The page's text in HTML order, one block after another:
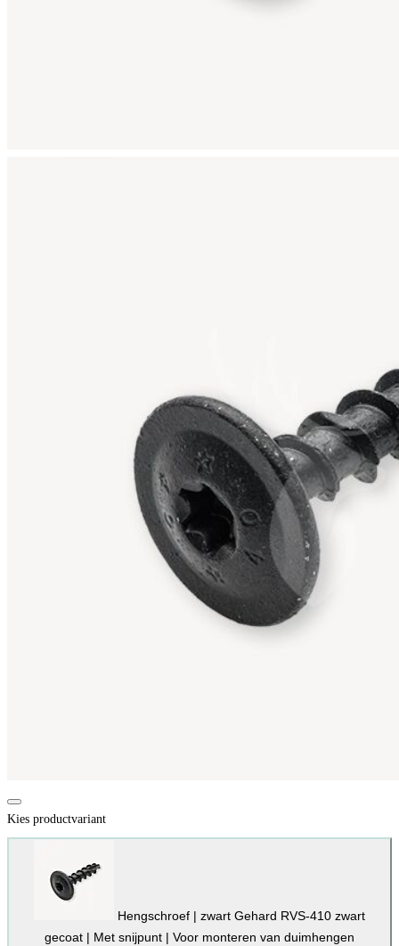
Kies productvariant
Hengschroef | zwart Gehard RVS-410 zwart
gecoat | Met snijpunt | Voor monteren van duimhengen